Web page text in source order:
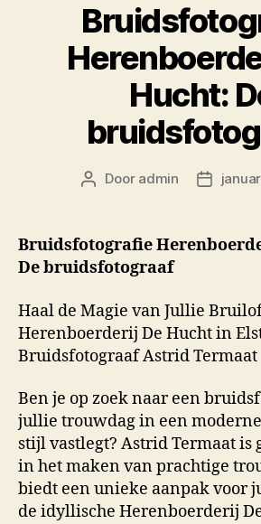
Hucht:
Berichtauteur
Door admin
Bruidsfotografie
De bruidsfotograaf
Haal de Magie van Jullie
Herenboerderij De Hucht in
Bruidsfotograaf Astrid Termaat
Ben je op zoek naar een
jullie trouwdag in een
stijl vastlegt? Astrid Termaat is
in het maken van prachtige
biedt een unieke aanpak voor
de idyllische Herenboerderij